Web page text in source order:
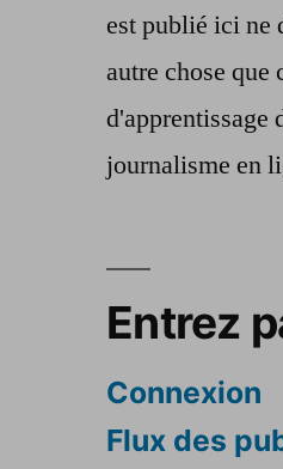
est publié ici ne
autre chose que
d'apprentissage
journalisme en
Entrez
Connexion
Flux des